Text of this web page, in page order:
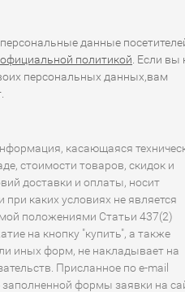
данные
официальной политикой . Если вы
персональных данных,вам
касающаяся
стоимости товаров, скидок и
доставки и оплаты, носит
каких условиях не является
положениями Статьи 437(2)
на кнопку "купить", а также
иных форм, не накладывает на
Присланное по e-mail
формы заявки на